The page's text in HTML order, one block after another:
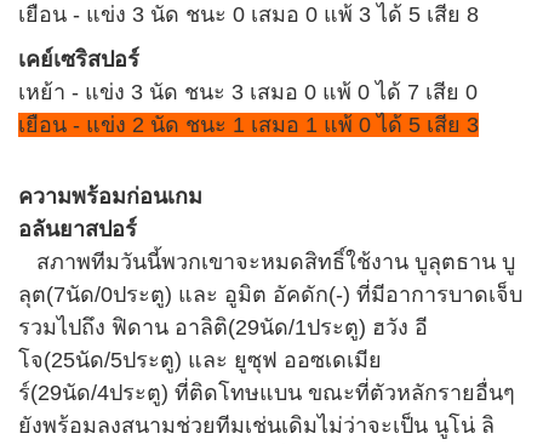
เยือน - แข่ง 3 นัด ชนะ 0 เสมอ 0 แพ้ 3 ได้ 5 เสีย 8
เคย์เซริสปอร์
เหย้า - แข่ง 3 นัด ชนะ 3 เสมอ 0 แพ้ 0 ได้ 7 เสีย 0
เยือน - แข่ง 2 นัด ชนะ 1 เสมอ 1 แพ้ 0 ได้ 5 เสีย 3
ความพร้อมก่อนเกม
อลันยาสปอร์
สภาพทีมวันนี้พวกเขาจะหมดสิทธิ์ใช้งาน บูลุตธาน บู
ลุต(7นัด/0ประตู) และ อูมิต อัคดัก(-) ที่มีอาการบาดเจ็บ
รวมไปถึง ฟิดาน อาลิติ(29นัด/1ประตู) ฮวัง อี
โจ(25นัด/5ประตู) และ ยูซุฟ ออซเดเมีย
ร์(29นัด/4ประตู) ที่ติดโทษแบน ขณะที่ตัวหลักรายอื่นๆ
ยังพร้อมลงสนามช่วยทีมเช่นเดิมไม่ว่าจะเป็น นูโน่ ลิ